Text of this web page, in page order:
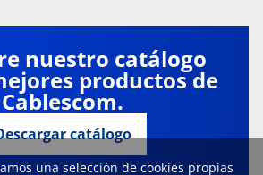
una selección de cookies propias
nuestro catálogo
productos de
Cablescom.
catálogo